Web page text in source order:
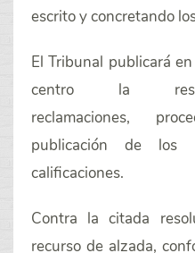
escrito y concretando
El Tribunal publicará
centro la
reclamaciones,
publicación de los
calificaciones.
Contra la citada
recurso de alzada,